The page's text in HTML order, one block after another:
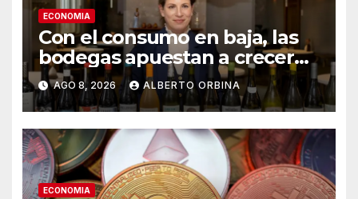
ECONOMIA
Con el consumo en baja, las
bodegas apuestan a crecer
transformando el vino
argentino en una experiencia
gourmet
AGO 8, 2026 ALBERTO ORBINA
ECONOMIA